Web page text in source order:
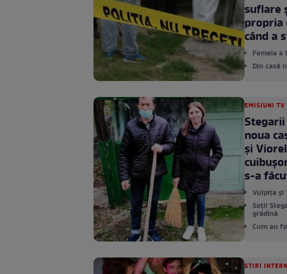
suflare
propria
când a
Femeia
Din casă
EMISIUNI TV
noua
și
s-a
Vulpița și
Soții
grădină
Cum au
STIRI